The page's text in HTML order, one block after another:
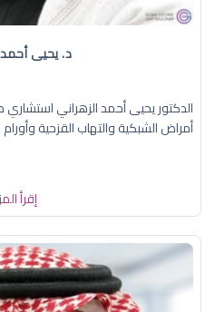
د. يحيى أحمد
الدكتور يحيى أحمد الزهراني
أمراض الشبكية والتهاب القزحية
إقرأ